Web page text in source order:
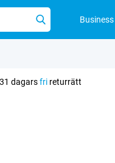
Business
31 dagarsfri returrätt